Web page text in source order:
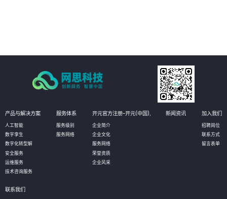
产品与解决方案
人工智能
数字孪生
数字化转型解
安全服务
运维服务
技术咨询服务
服务体系
服务级别
服务网络
开元官方注册-开元(中国),
企业简介
企业文化
服务网络
荣誉资质
企业风采
新闻资讯 加入我们
招聘岗位
联系方式
留言表单
联系我们